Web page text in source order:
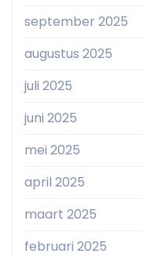
september 2025
augustus 2025
juli 2025
juni 2025
mei 2025
april 2025
maart 2025
februari 2025